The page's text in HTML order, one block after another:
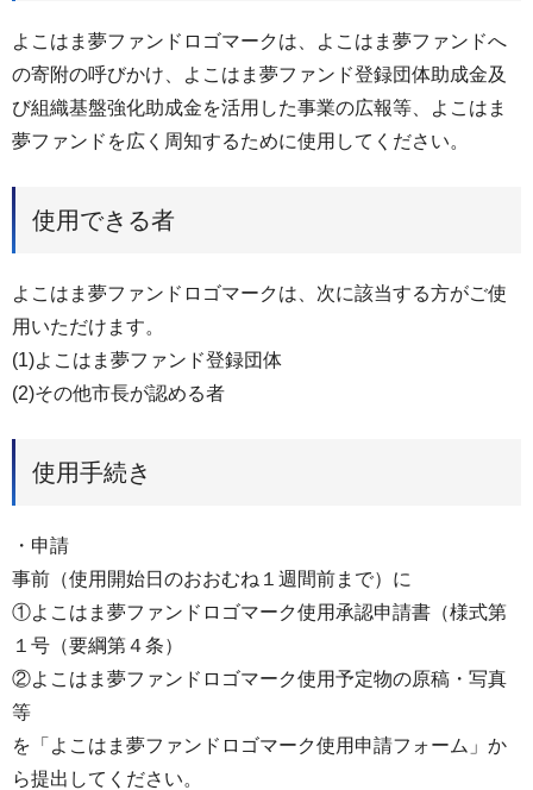
よこはま夢ファンドロゴマークは、よこはま夢ファンドへ
の寄附の呼びかけ、よこはま夢ファンド登録団体助成金及
び組織基盤強化助成金を活用した事業の広報等、よこはま
夢ファンドを広く周知するために使用してください。
使用できる者
よこはま夢ファンドロゴマークは、次に該当する方がご使
用いただけます。
(1)よこはま夢ファンド登録団体
(2)その他市長が認める者
使用手続き
・申請
事前（使用開始日のおおむね１週間前まで）に
①よこはま夢ファンドロゴマーク使用承認申請書（様式第
１号（要綱第４条）
②よこはま夢ファンドロゴマーク使用予定物の原稿・写真
等
を「よこはま夢ファンドロゴマーク使用申請フォーム」か
ら提出してください。